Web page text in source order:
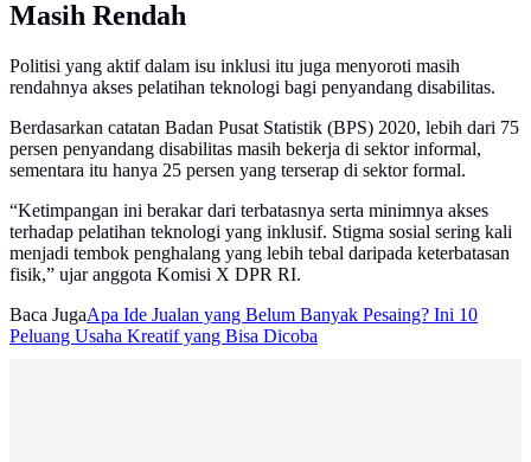
Masih Rendah
Politisi yang aktif dalam isu inklusi itu juga menyoroti masih
rendahnya akses pelatihan teknologi bagi penyandang disabilitas.
Berdasarkan catatan Badan Pusat Statistik (BPS) 2020, lebih dari 75
persen penyandang disabilitas masih bekerja di sektor informal,
sementara itu hanya 25 persen yang terserap di sektor formal.
“Ketimpangan ini berakar dari terbatasnya serta minimnya akses
terhadap pelatihan teknologi yang inklusif. Stigma sosial sering kali
menjadi tembok penghalang yang lebih tebal daripada keterbatasan
fisik,” ujar anggota Komisi X DPR RI.
Baca JugaApa Ide Jualan yang Belum Banyak Pesaing? Ini 10
Peluang Usaha Kreatif yang Bisa Dicoba